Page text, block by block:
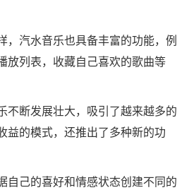
汽水音乐也具备丰富的功能，例
放列表，收藏自己喜欢的歌曲等
断发展壮大，吸引了越来越多的
益的模式，还推出了多种新的功
己的喜好和情感状态创建不同的